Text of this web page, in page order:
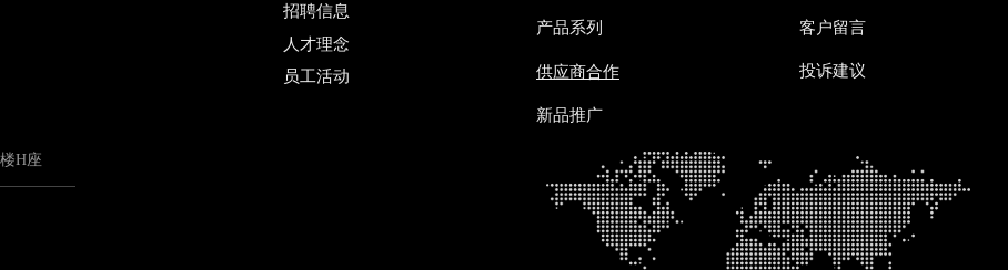
H座
招聘信息
人才理念
员工活动
产品系列
供应商合作
新品推广
客户留言
投诉建议